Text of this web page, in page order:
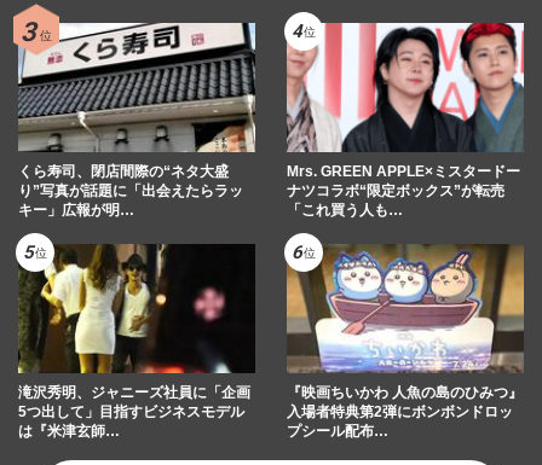
くら寿司、閉店間際の“ネタ大盛
り”写真が話題に「出会えたらラッ
キー」広報が明…
Mrs. GREEN APPLE×ミスタードー
ナツコラボ“限定ボックス”が転売
「これ買う人も…
滝沢秀明、ジャニーズ社員に「企画
5つ出して」目指すビジネスモデル
は『米津玄師…
『映画ちいかわ 人魚の島のひみつ』
入場者特典第2弾にボンボンドロッ
プシール配布…